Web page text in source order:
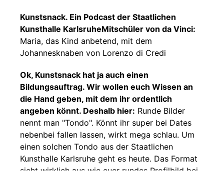
Kunstsnack. Ein Podcast der Staatlichen
Kunsthalle KarlsruheMitschüler von da Vinci:
Maria, das Kind anbetend, mit dem
Johannesknaben von Lorenzo di Credi
Ok, Kunstsnack hat ja auch einen
Bildungsauftrag. Wir wollen euch Wissen an
die Hand geben, mit dem ihr ordentlich
angeben könnt. Deshalb hier: Runde Bilder
nennt man "Tondo". Könnt ihr super bei Dates
nebenbei fallen lassen, wirkt mega schlau. Um
einen solchen Tondo aus der Staatlichen
Kunsthalle Karlsruhe geht es heute. Das Format
sieht wirklich aus wie euer rundes Profilbild bei